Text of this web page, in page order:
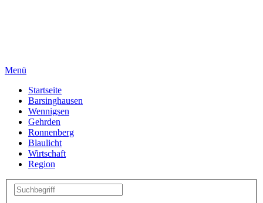
Menü
Startseite
Barsinghausen
Wennigsen
Gehrden
Ronnenberg
Blaulicht
Wirtschaft
Region